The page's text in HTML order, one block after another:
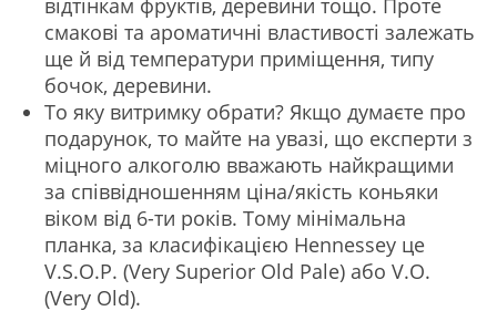
відтінкам фруктів, деревини тощо. Проте
смакові та ароматичні властивості залежать
ще й від температури приміщення, типу
бочок, деревини.
То яку витримку обрати? Якщо думаєте про
подарунок, то майте на увазі, що експерти з
міцного алкоголю вважають найкращими
за співвідношенням ціна/якість коньяки
віком від 6-ти років. Тому мінімальна
планка, за класифікацією Hennessey це
V.S.O.P. (Very Superior Old Pale) або V.O.
(Very Old).